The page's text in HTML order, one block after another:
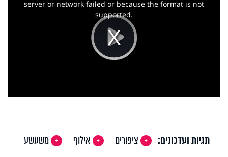
Play
server or network failed or because the format is not
supported.
תגיות ועדכונים: ציפורים אילוף
משעשע